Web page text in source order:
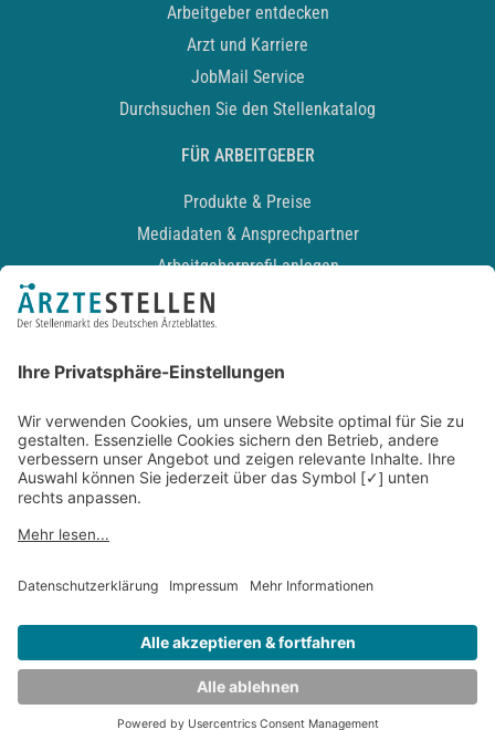
Arbeitgeber entdecken
Arzt und Karriere
JobMail Service
Durchsuchen Sie den Stellenkatalog
FÜR ARBEITGEBER
Produkte & Preise
Mediadaten & Ansprechpartner
Arbeitgeberprofil anlegen
Recruiting-Podcast
Kontakt
Datenschutz
Newsletter
Entwickelt durchJOBIQO